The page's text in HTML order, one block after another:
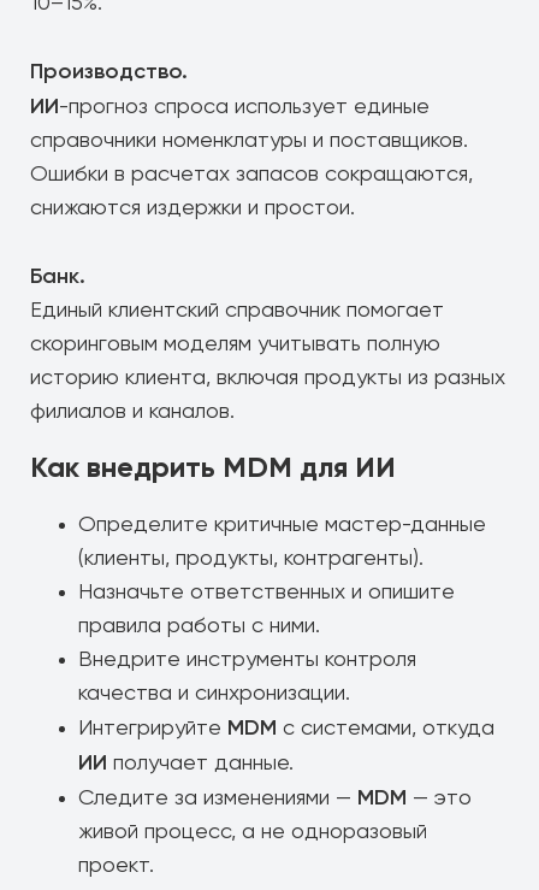
Производство.
ИИ-прогноз спроса использует единые
справочники номенклатуры и поставщиков.
Ошибки в расчетах запасов сокращаются,
снижаются издержки и простои.
Банк.
Единый клиентский справочник помогает
скоринговым моделям учитывать полную
историю клиента, включая продукты из разных
филиалов и каналов.
Как внедрить MDM для ИИ
Определите критичные мастер-данные
(клиенты, продукты, контрагенты).
Назначьте ответственных и опишите
правила работы с ними.
Внедрите инструменты контроля
качества и синхронизации.
Интегрируйте MDMс системами, откуда
ИИполучает данные.
Следите за изменениями — MDM — это
живой процесс, а не одноразовый
проект.